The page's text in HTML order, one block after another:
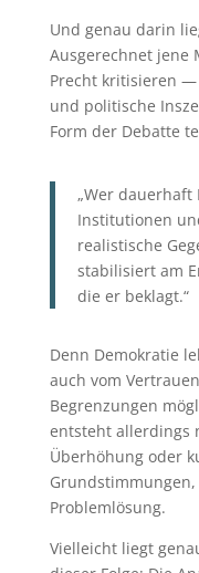
Und genau darin
Ausgerechnet jene
Precht kritisieren
und politische
Form der Debatte
„Wer
Institutionen
realistische
stabilisiert am
die er beklagt.“
Denn Demokratie
auch vom
Begrenzungen
entsteht allerdings
Überhöhung oder
Problemlösung.
Vielleicht liegt